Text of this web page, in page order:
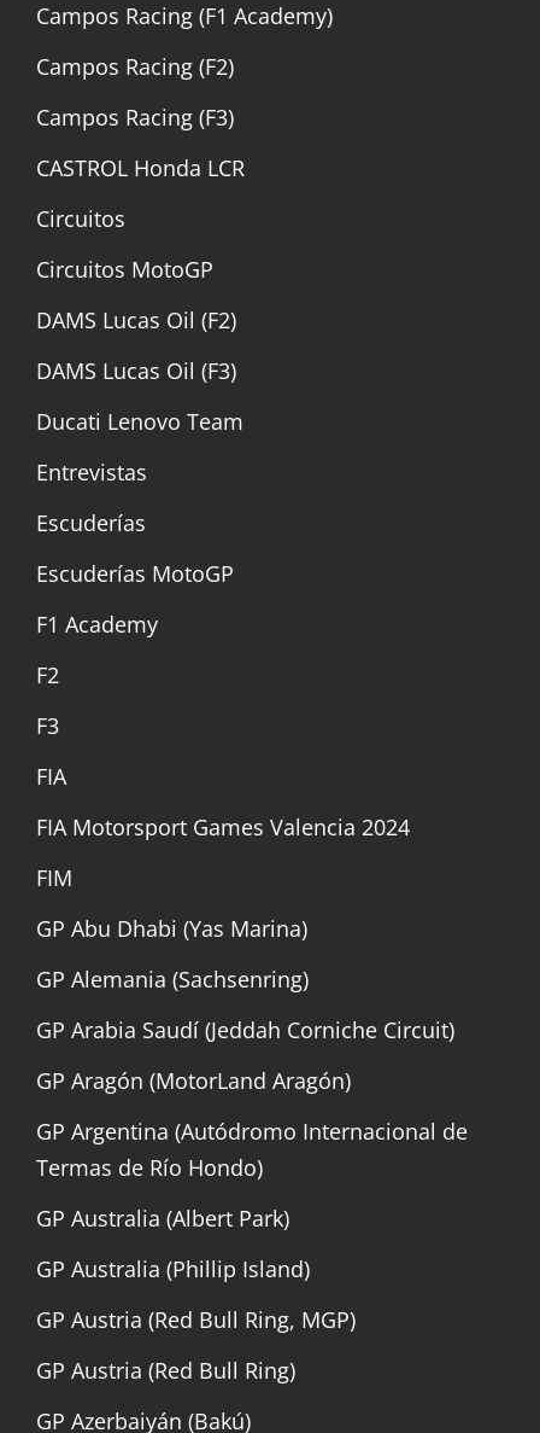
Campos Racing (F1 Academy)
Campos Racing (F2)
Campos Racing (F3)
CASTROL Honda LCR
Circuitos
Circuitos MotoGP
DAMS Lucas Oil (F2)
DAMS Lucas Oil (F3)
Ducati Lenovo Team
Entrevistas
Escuderías
Escuderías MotoGP
F1 Academy
F2
F3
FIA
FIA Motorsport Games Valencia 2024
FIM
GP Abu Dhabi (Yas Marina)
GP Alemania (Sachsenring)
GP Arabia Saudí (Jeddah Corniche Circuit)
GP Aragón (MotorLand Aragón)
GP Argentina (Autódromo Internacional de
Termas de Río Hondo)
GP Australia (Albert Park)
GP Australia (Phillip Island)
GP Austria (Red Bull Ring, MGP)
GP Austria (Red Bull Ring)
GP Azerbaiyán (Bakú)